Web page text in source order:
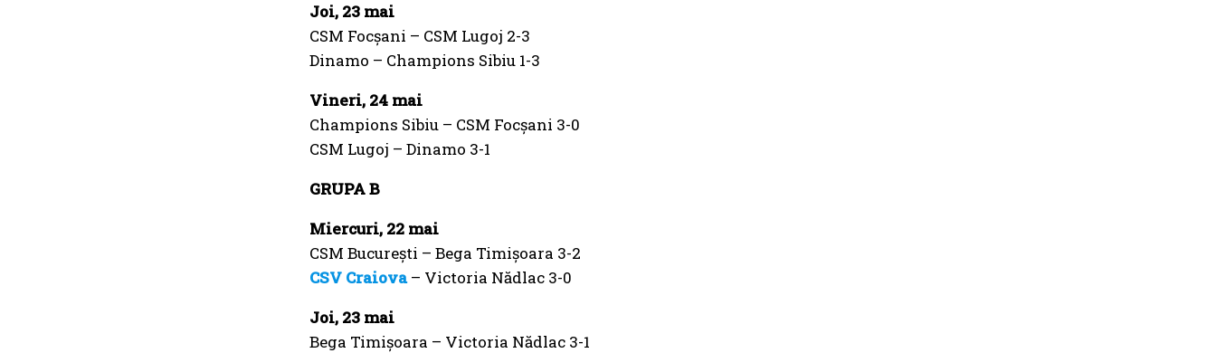
Joi, 23 mai
CSM Focșani – CSM Lugoj 2-3
Dinamo – Champions Sibiu 1-3
Vineri, 24 mai
Champions Sibiu – CSM Focșani 3-0
CSM Lugoj – Dinamo 3-1
GRUPA B
Miercuri, 22 mai
CSM București – Bega Timișoara 3-2
CSV Craiova– Victoria Nădlac 3-0
Joi, 23 mai
Bega Timișoara – Victoria Nădlac 3-1